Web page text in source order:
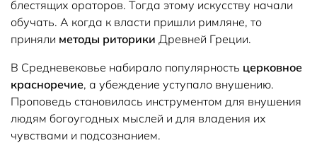
блестящих ораторов. Тогда этому искусству начали
обучать. А когда к власти пришли римляне, то
приняли методы риторики Древней Греции.
В Средневековье набирало популярность церковное
красноречие, а убеждение уступало внушению.
Проповедь становилась инструментом для внушения
людям богоугодных мыслей и для владения их
чувствами и подсознанием.